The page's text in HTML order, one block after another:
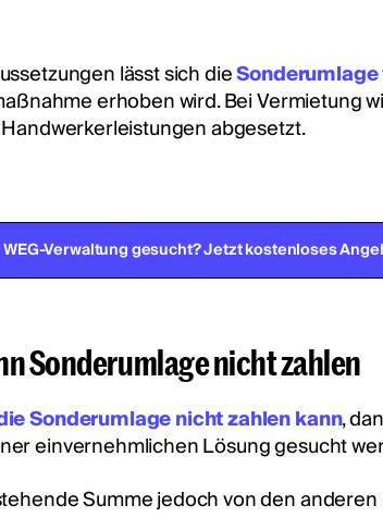
lässt sich die
erhoben wird. Bei Vermietung
abgesetzt.
WEG-Verwaltung gesucht? Jetzt kostenloses
Sonderumlage nicht zahlen
Sonderumlage nicht zahlen kann,
einvernehmlichen Lösung gesucht
Summe jedoch von den